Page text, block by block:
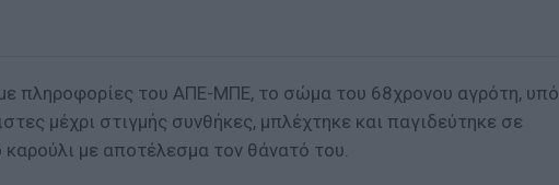
πληροφορίες του ΑΠΕ-ΜΠΕ, το σώμα του 68χρονου αγρότη, υπό
μέχρι στιγμής συνθήκες, μπλέχτηκε και παγιδεύτηκε σε
καρούλι με αποτέλεσμα τον θάνατό του.